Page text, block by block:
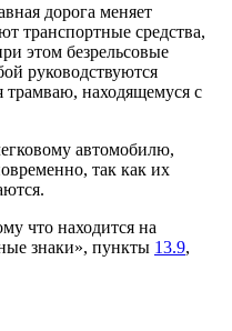
дорога меняет
транспортные средства,
этом безрельсовые
руководствуются
трамваю, находящемуся с
автомобилю,
так как их
что находится на
знаки», пункты 13.9,